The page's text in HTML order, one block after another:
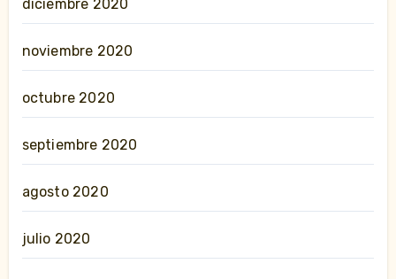
diciembre 2020
noviembre 2020
octubre 2020
septiembre 2020
agosto 2020
julio 2020